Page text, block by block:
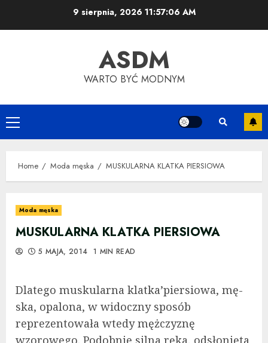
9 sierpnia, 202611:57:07 AM
ASDM
WARTO BYĆ MODNYM
Primary
Menu
Home Moda męska MUSKULARNA KLATKA PIERSIOWA
Moda męska
MUSKULARNA KLATKA PIERSIOWA
5 MAJA, 2014 1 MIN READ
Dlatego muskularna klatka’piersiowa, mę­
ska, opalona, w widoczny sposób
reprezentowała wtedy mężczyznę
wzorowego. Podobnie silna ręka, odsłonięta